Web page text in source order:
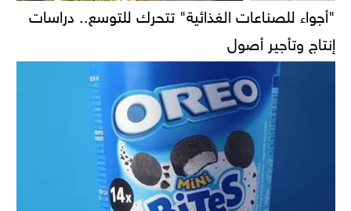
"أجواء للصناعات الغذائية" تتحرك للتوسع.. دراسات
إنتاج وتأجير أصول